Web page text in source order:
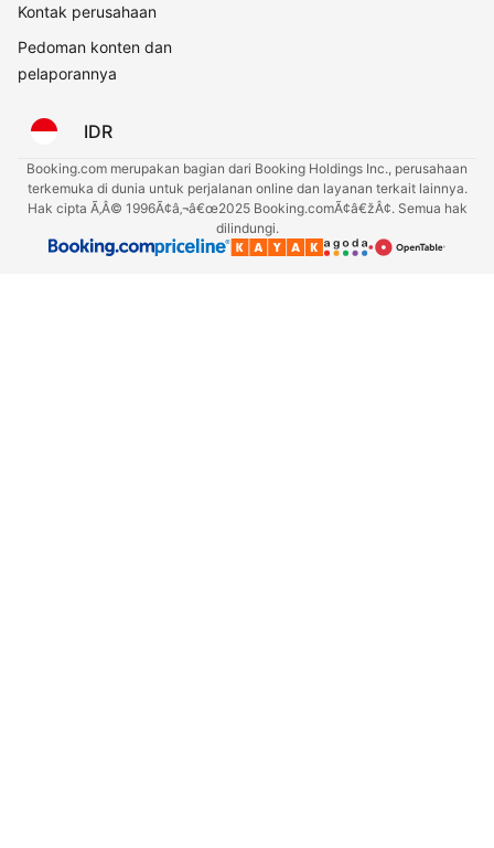
Kontak perusahaan
Pedoman konten dan
pelaporannya
IDR
Booking.com merupakan bagian dari Booking Holdings Inc., perusahaan
terkemuka di dunia untuk perjalanan online dan layanan terkait lainnya.
Hak cipta Ã‚Â© 1996Ã¢â‚¬â€œ2025 Booking.comÃ¢â€žÂ¢. Semua hak
dilindungi.